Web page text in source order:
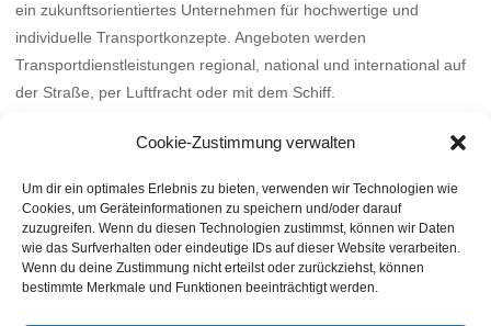
Cookie-Zustimmung verwalten
Um dir ein optimales Erlebnis zu bieten, verwenden wir Technologien wie
Cookies, um Geräteinformationen zu speichern und/oder darauf
zuzugreifen. Wenn du diesen Technologien zustimmst, können wir Daten
wie das Surfverhalten oder eindeutige IDs auf dieser Website verarbeiten.
Wenn du deine Zustimmung nicht erteilst oder zurückziehst, können
bestimmte Merkmale und Funktionen beeinträchtigt werden.
ein zukunftsorientiertes Unternehmen für hochwertige und
individuelle Transportkonzepte. Angeboten werden
Transportdienstleistungen regional, national und international auf
der Straße, per Luftfracht oder mit dem Schiff.